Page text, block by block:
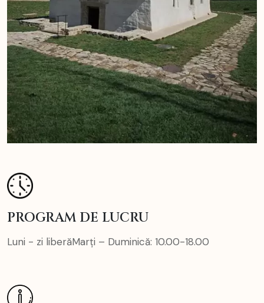
PROGRAM DE LUCRU
Luni - zi liberăMarți – Duminică: 10.00-18.00